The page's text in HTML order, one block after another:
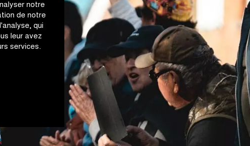
notre
de notre
qui
leur avez
services.